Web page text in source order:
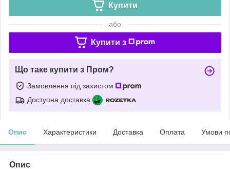
Купити
або
Купити з
Що таке купити з Пром?
Замовлення під захистом
Доступна доставка
Опис Характеристики Доставка Оплата Умови
Опис